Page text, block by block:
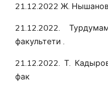
21.12.2022 Ж.
21.12.2022.
факультети .
21.12.2022. Т.
фак